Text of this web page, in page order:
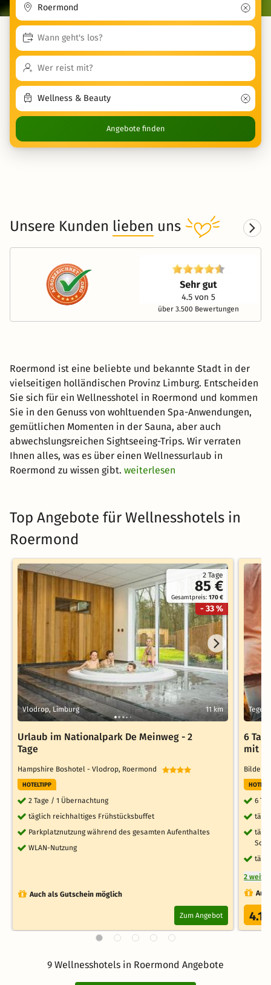
Angebote finden
Unsere Kunden lieben uns
über 3.500 Bewertungen
Roermond ist eine beliebte und bekannte Stadt in der
vielseitigen holländischen Provinz Limburg. Entscheiden
Sie sich für ein Wellnesshotel in Roermond und kommen
Sie in den Genuss von wohltuenden Spa-Anwendungen,
gemütlichen Momenten in der Sauna, aber auch
abwechslungsreichen Sightseeing-Trips. Wir verraten
Ihnen alles, was es über einen Wellnessurlaub in
Roermond zu wissen gibt. weiterlesen
Top Angebote für Wellnesshotels in
Roermond
2 Tage
85 €
Gesamtpreis:170 €
- 33 %
Vlodrop, Limburg 11 km
Urlaub im Nationalpark De Meinweg - 2
Tage
Hampshire Boshotel - Vlodrop, Roermond
HOTELTIPP
2 Tage / 1 Übernachtung
täglich reichhaltiges Frühstücksbuffet
Parkplatznutzung während des gesamten Aufenthaltes
WLAN-Nutzung
Auch als Gutschein möglich
Zum Angebot
6
mit
6
2
4.1
9 Wellnesshotels in Roermond Angebote